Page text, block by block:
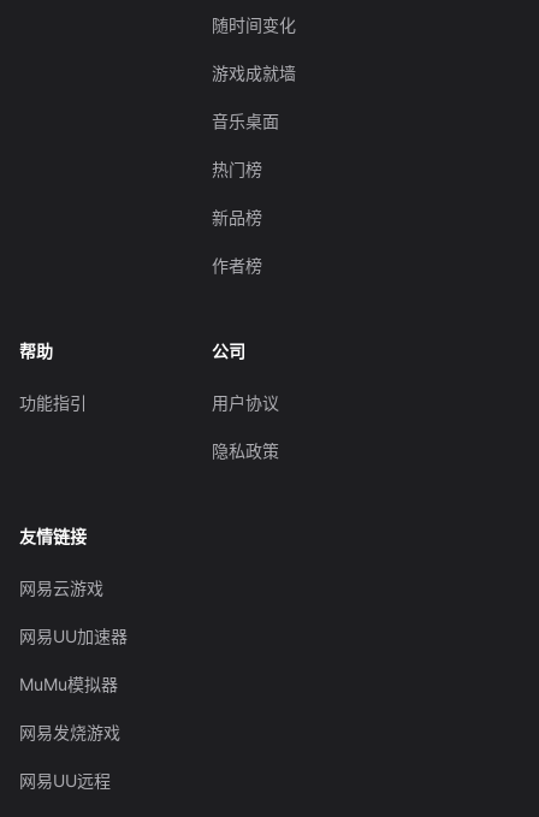
随时间变化
游戏成就墙
音乐桌面
热门榜
新品榜
作者榜
帮助
功能指引
公司
用户协议
隐私政策
友情链接
网易云游戏
网易UU加速器
MuMu模拟器
网易发烧游戏
网易UU远程